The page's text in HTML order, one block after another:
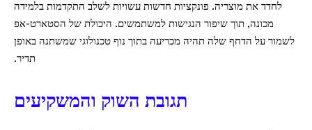
לחדד את מוצריה. פונקציות חדשות עשויות לשלב התקדמות בלמידה
מכונה, תוך שיפור הנגישות למשתמשים. היכולת של הסטארט-אפ
לשמור על הדחף שלה תהיה מכריעה בתוך נוף טכנולוגי שמשתנה באופן
תדיר.
תגובת השוק והמשקיעים